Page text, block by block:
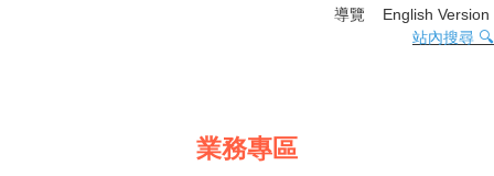
導覽
English Version
站內搜尋 🔍
業務專區